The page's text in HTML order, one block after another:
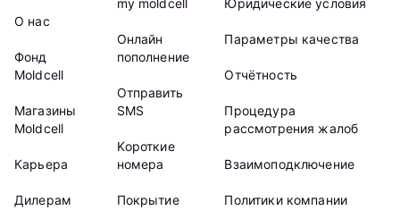
О нас
Фонд
Moldcell
Магазины
Moldcell
Карьера
Дилерам
my moldcell
Онлайн
пополнение
Отправить
SMS
Kороткие
номера
Покрытие
Юридические условия
Параметры качества
Отчётность
Процедура
рассмотрения жалоб
Взаимоподключение
Политики компании